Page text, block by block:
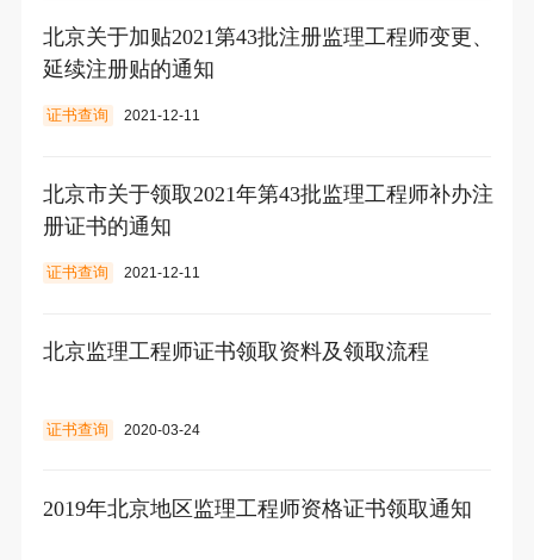
北京关于加贴2021第43批注册监理工程师变更、
延续注册贴的通知
证书查询 2021-12-11
北京市关于领取2021年第43批监理工程师补办注
册证书的通知
证书查询 2021-12-11
北京监理工程师证书领取资料及领取流程
证书查询 2020-03-24
2019年北京地区监理工程师资格证书领取通知